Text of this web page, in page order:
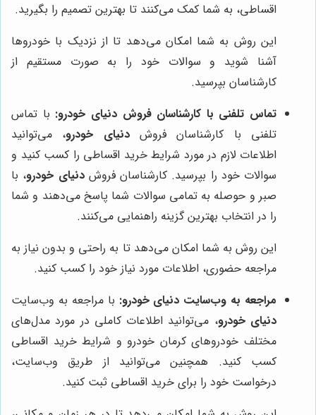
اقساطی، به شما کمک می‌کنند تا بهترین تصمیم را بگیرید.
این روش به شما امکان می‌دهد تا از نزدیک با خودروها
آشنا شوید و سوالات خود را به صورت مستقیم از
کارشناسان بپرسید.
تماس تلفنی با کارشناسان فروشدنیای خودرو: با تماس
تلفنی با کارشناسان فروشدنیای خودرو، می‌توانید
اطلاعات لازم در مورد شرایط خرید اقساطی را کسب کنید و
سوالات خود را بپرسید. کارشناسان فروشدنیای خودرو، با
صبر و حوصله به تمامی سوالات شما پاسخ می‌دهند و شما
را در انتخاب بهترین گزینه راهنمایی می‌کنند.
این روش به شما امکان می‌دهد تا به راحتی و بدون نیاز به
مراجعه حضوری، اطلاعات مورد نیاز خود را کسب کنید.
مراجعه به وب‌سایت دنیای خودرو: با مراجعه به وب‌سایت
دنیای خودرو، می‌توانید اطلاعات کاملی در مورد مدل‌های
مختلف خودروهای کرمان خودرو و شرایط خرید اقساطی
کسب کنید. همچنین می‌توانید از طریق وب‌سایت،
درخواست خود را برای خرید اقساطی ثبت کنید.